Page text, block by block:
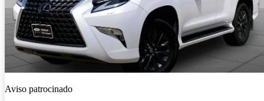
Aviso patrocinado